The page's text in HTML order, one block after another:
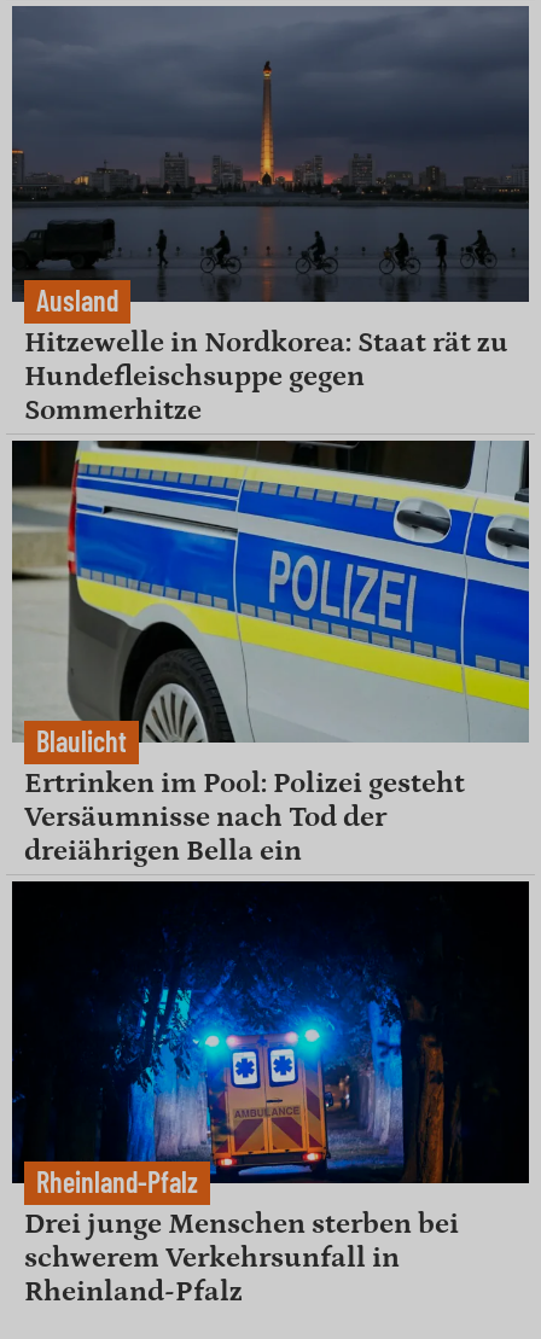
Ausland
Hitzewelle in Nordkorea: Staat rät zu
Hundefleischsuppe gegen
Sommerhitze
Blaulicht
Ertrinken im Pool: Polizei gesteht
Versäumnisse nach Tod der
dreiährigen Bella ein
Rheinland-Pfalz
Drei junge Menschen sterben bei
schwerem Verkehrsunfall in
Rheinland-Pfalz